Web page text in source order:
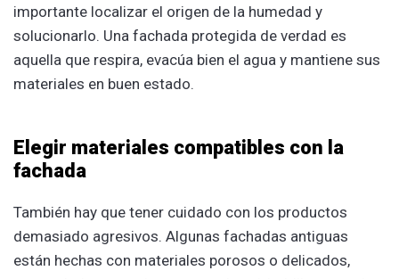
importante localizar el origen de la humedad y
solucionarlo. Una fachada protegida de verdad es
aquella que respira, evacúa bien el agua y mantiene sus
materiales en buen estado.
Elegir materiales compatibles con la
fachada
También hay que tener cuidado con los productos
demasiado agresivos. Algunas fachadas antiguas
están hechas con materiales porosos o delicados,